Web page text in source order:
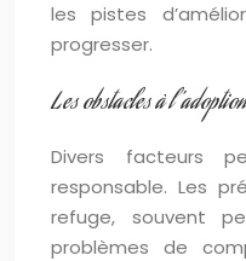
les pistes
progresser.
Les obstacles à
Divers facteurs
responsable. Les
refuge, souvent
problèmes de